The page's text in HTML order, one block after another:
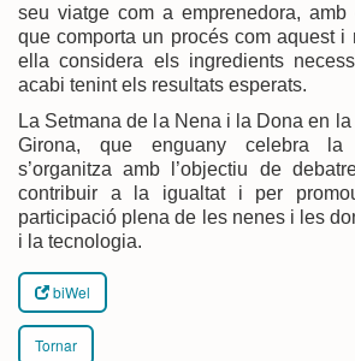
seu viatge com a emprenedora,
que comporta un procés com aquest i
ella considera els ingredients
acabi tenint els resultats esperats.
La Setmana de la Nena i la Dona en
Girona, que enguany celebra la
s’organitza amb l’objectiu de
contribuir a la igualtat i per
participació plena de les nenes i les
i la tecnologia.
biWel
Tornar